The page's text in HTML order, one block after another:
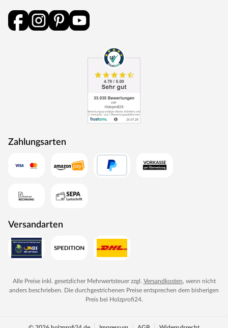
Zahlungsarten
Versandarten
Alle Preise inkl. gesetzlicher Mehrwertsteuer zzgl. Versandkosten, wenn nicht
anders beschrieben. Die durchgestrichenen Preise entsprechen dem bisherigen
Preis bei Holzprofi24.